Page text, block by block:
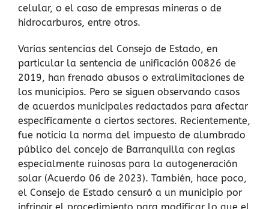
celular, o el caso de empresas mineras o de
hidrocarburos, entre otros.
Varias sentencias del Consejo de Estado, en
particular la sentencia de unificación 00826 de
2019, han frenado abusos o extralimitaciones de
los municipios. Pero se siguen observando casos
de acuerdos municipales redactados para afectar
específicamente a ciertos sectores. Recientemente,
fue noticia la norma del impuesto de alumbrado
público del concejo de Barranquilla con reglas
especialmente ruinosas para la autogeneración
solar (Acuerdo 06 de 2023). También, hace poco,
el Consejo de Estado censuró a un municipio por